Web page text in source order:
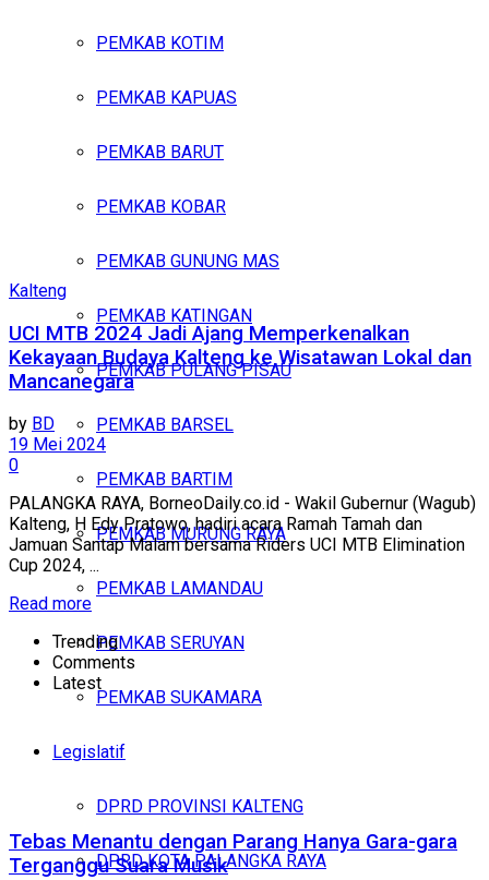
PEMKAB KOTIM
PEMKAB KAPUAS
PEMKAB BARUT
PEMKAB KOBAR
PEMKAB GUNUNG MAS
PEMKAB KATINGAN
PEMKAB PULANG PISAU
PEMKAB BARSEL
PEMKAB BARTIM
PEMKAB MURUNG RAYA
PEMKAB LAMANDAU
PEMKAB SERUYAN
PEMKAB SUKAMARA
Legislatif
DPRD PROVINSI KALTENG
DPRD KOTA PALANGKA RAYA
Kalteng
UCI MTB 2024 Jadi Ajang Memperkenalkan
Kekayaan Budaya Kalteng ke Wisatawan Lokal dan
Mancanegara
by BD
19 Mei 2024
0
PALANGKA RAYA, BorneoDaily.co.id - Wakil Gubernur (Wagub)
Kalteng, H Edy Pratowo, hadiri acara Ramah Tamah dan
Jamuan Santap Malam bersama Riders UCI MTB Elimination
Cup 2024, ...
Read more
Trending
Comments
Latest
Tebas Menantu dengan Parang Hanya Gara-gara
Terganggu Suara Musik